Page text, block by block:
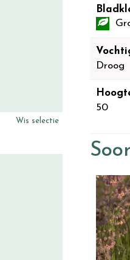
Droog
50
Wis selectie